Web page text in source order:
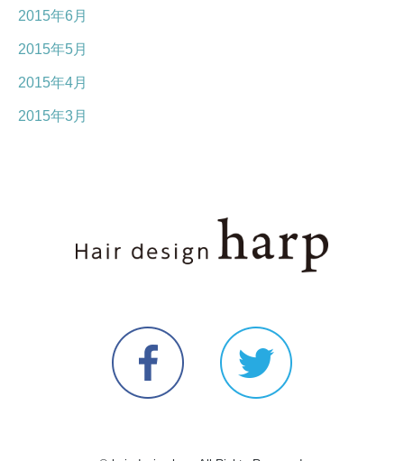
2015年6月
2015年5月
2015年4月
2015年3月